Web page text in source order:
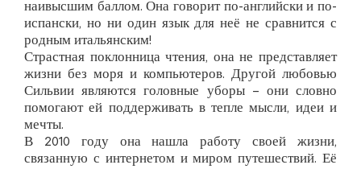
наивысшим баллом. Она говорит по-английски и по-
испански, но ни один язык для неё не сравнится с
родным итальянским!
Страстная поклонница чтения, она не представляет
жизни без моря и компьютеров. Другой любовью
Сильвии являются головные уборы – они словно
помогают ей поддерживать в тепле мысли, идеи и
мечты.
В 2010 году она нашла работу своей жизни,
связанную с интернетом и миром путешествий. Её